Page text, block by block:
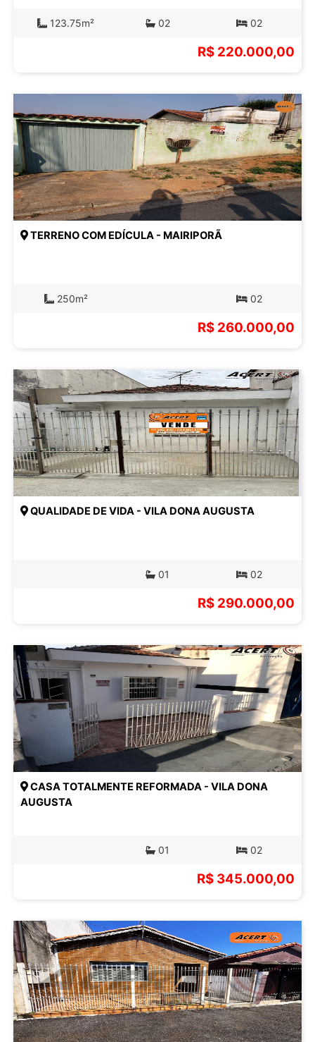
123.75m² 02 02
R$ 220.000,00
TERRENO COM EDÍCULA - MAIRIPORÃ
250m² 02
R$ 260.000,00
QUALIDADE DE VIDA - VILA DONA AUGUSTA
01 02
R$ 290.000,00
CASA TOTALMENTE REFORMADA - VILA DONA
AUGUSTA
01 02
R$ 345.000,00